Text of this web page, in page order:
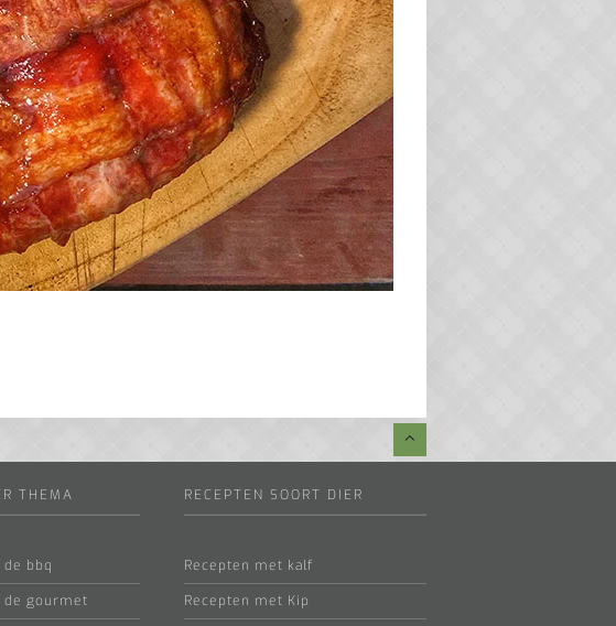
THEMA
bbq
de gourmet
RECEPTEN SOORT DIER
Recepten met kalf
Recepten met Kip